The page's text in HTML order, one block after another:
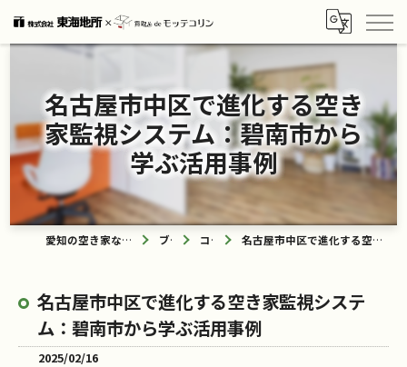
名古屋市中区で進化する空き
家監視システム：碧南市から
学ぶ活用事例
愛知の空き家なら買取ル de モッテコリン ブログ コラム 名古屋市中区で進化する空き家監視システム：碧南市から学ぶ活用事例
名古屋市中区で進化する空き家監視システ
ム：碧南市から学ぶ活用事例
2025/02/16